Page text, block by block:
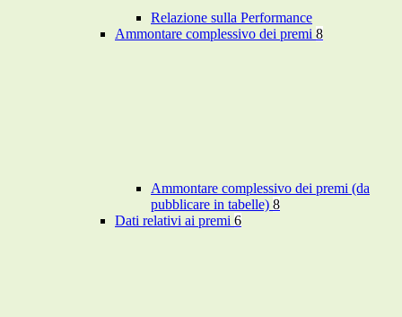
Relazione sulla Performance
Ammontare complessivo dei premi 8
Ammontare complessivo dei premi (da
pubblicare in tabelle) 8
Dati relativi ai premi 6